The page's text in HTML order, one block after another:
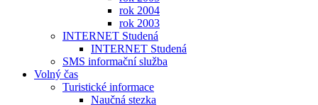
rok 2004
rok 2003
INTERNET Studená
INTERNET Studená
SMS informační služba
Volný čas
Turistické informace
Naučná stezka